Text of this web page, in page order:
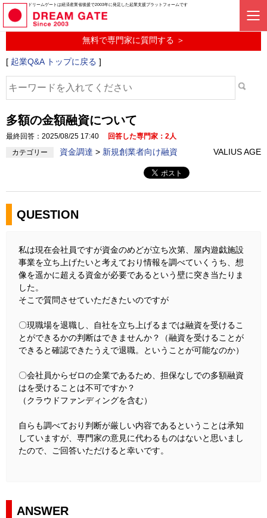
ドリームゲートは経済産業省後援で2003年に発足した起業支援プラットフォームです
起業に関するみんなの質問投稿サービス
起業Q&A
無料で専門家に質問する ＞
[ 起業Q&A トップに戻る ]
多額の金額融資について
最終回答：2025/08/25 17:40
回答した専門家：2人
カテゴリー
資金調達 > 新規創業者向け融資 VALIUS AGE
QUESTION
私は現在会社員ですが資金のめどが立ち次第、屋内遊戯施設
事業を立ち上げたいと考えており情報を調べていくうち、想
像を遥かに超える資金が必要であるという壁に突き当たりま
した。
そこで質問させていただきたいのですが
〇現職場を退職し、自社を立ち上げるまでは融資を受けるこ
とができるかの判断はできませんか？（融資を受けることが
できると確認できたうえで退職。ということが可能なのか）
〇会社員からゼロの企業であるため、担保なしでの多額融資
はを受けることは不可ですか？
（クラウドファンディングを含む）
自らも調べており判断が厳しい内容であるということは承知
していますが、専門家の意見に代わるものはないと思いまし
たので、ご回答いただけると幸いです。
ANSWER